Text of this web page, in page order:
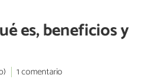
es, beneficios y
1 comentario